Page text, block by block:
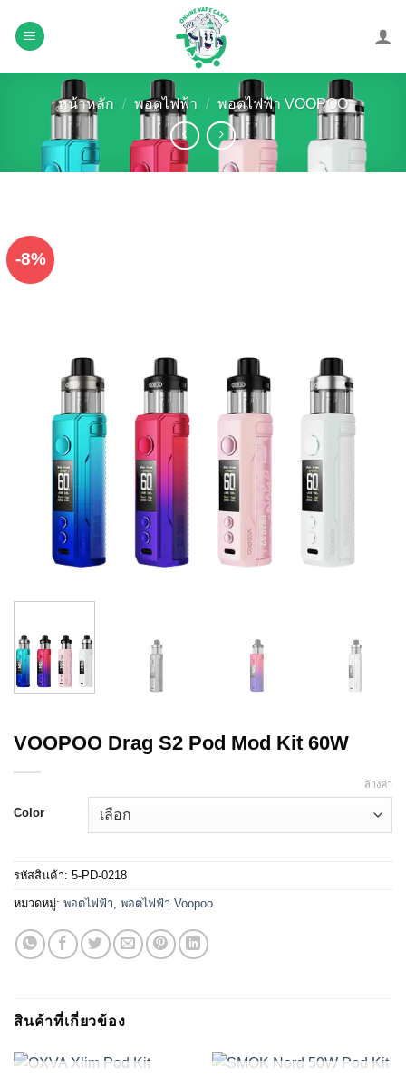
content
หน้าหลัก / พอตไฟฟ้า / พอตไฟฟ้า VOOPOO
-8%
VOOPOO Drag S2 Pod Mod Kit 60W
Color
ล้างค่า
รหัสสินค้า: 5-PD-0218
หมวดหมู่: พอตไฟฟ้า, พอตไฟฟ้า Voopoo
สินค้าที่เกี่ยวข้อง